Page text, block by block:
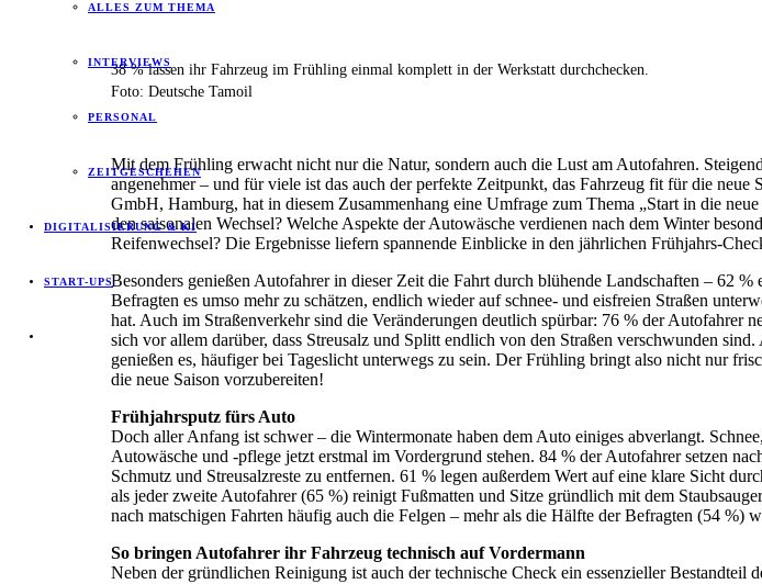
ALLES ZUM THEMA
INTERVIEWS
PERSONAL
ZEITGESCHEHEN
DIGITALISIERUNG & KI
START-UPS
38 % lassen ihr Fahrzeug im Frühling einmal komplett in der Werkstatt durchchecken.
Foto: Deutsche Tamoil
Mit dem Frühling erwacht nicht nur die Natur, sondern auch die Lust am Autofahren.
angenehmer – und für viele ist das auch der perfekte Zeitpunkt, das Fahrzeug fit für die
GmbH, Hamburg, hat in diesem Zusammenhang eine Umfrage zum Thema „Start in die
den saisonalen Wechsel? Welche Aspekte der Autowäsche verdienen nach dem Winter
Reifenwechsel? Die Ergebnisse liefern spannende Einblicke in den jährlichen Frühjahrs-
Besonders genießen Autofahrer in dieser Zeit die Fahrt durch blühende Landschaften – 62
Befragten es umso mehr zu schätzen, endlich wieder auf schnee- und eisfreien Straßen
hat. Auch im Straßenverkehr sind die Veränderungen deutlich spürbar: 76 % der Autofahrer
sich vor allem darüber, dass Streusalz und Splitt endlich von den Straßen verschwunden
genießen es, häufiger bei Tageslicht unterwegs zu sein. Der Frühling bringt also nicht nur
die neue Saison vorzubereiten!
Frühjahrsputz fürs Auto
Doch aller Anfang ist schwer – die Wintermonate haben dem Auto einiges abverlangt.
Autowäsche und -pflege jetzt erstmal im Vordergrund stehen. 84 % der Autofahrer setzen
Schmutz und Streusalzreste zu entfernen. 61 % legen außerdem Wert auf eine klare Sicht
als jeder zweite Autofahrer (65 %) reinigt Fußmatten und Sitze gründlich mit dem
nach matschigen Fahrten häufig auch die Felgen – mehr als die Hälfte der Befragten (54 %)
So bringen Autofahrer ihr Fahrzeug technisch auf Vordermann
Neben der gründlichen Reinigung ist auch der technische Check ein essenzieller